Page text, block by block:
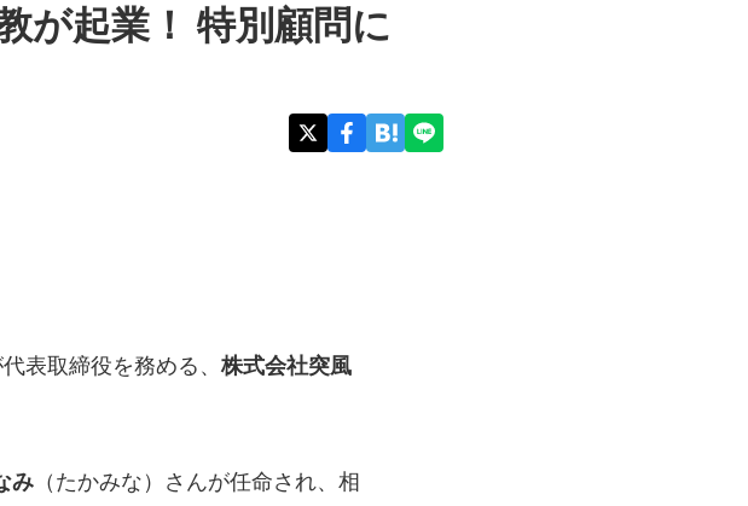
が起業！ 特別顧問に
代表取締役を務める、株式会社突風
み （たかみな）さんが任命され、相